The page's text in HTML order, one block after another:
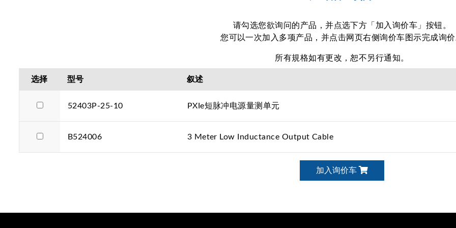
请勾选您欲询问的产品，并点选下方「加入询价车」按钮。
您可以一次加入多项产品，并点击网页右侧询价车图示完成询
所有規格如有更改，恕不另行通知。
选择 型号 叙述
52403P-25-10 PXIe短脉冲电源量测单元
B524006 3 Meter Low Inductance Output Cable
加入询价车